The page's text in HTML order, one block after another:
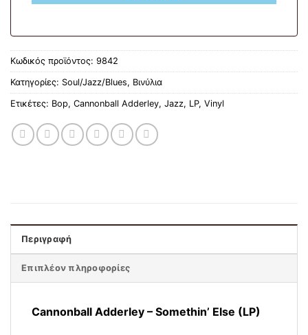
Κωδικός προϊόντος: 9842
Κατηγορίες: Soul/Jazz/Blues, Βινύλια
Ετικέτες: Bop, Cannonball Adderley, Jazz, LP, Vinyl
Περιγραφή
Επιπλέον πληροφορίες
Cannonball Adderley – Somethin’ Else (LP)